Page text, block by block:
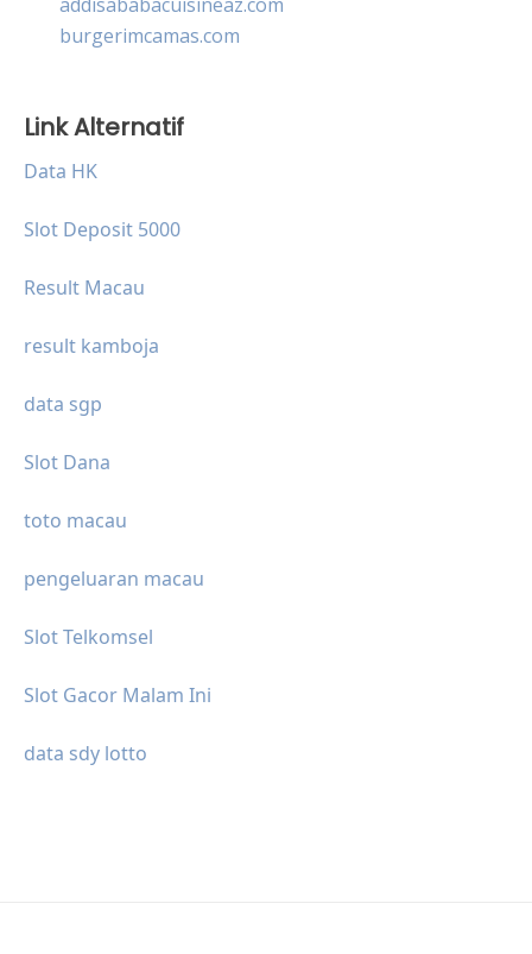
burgerimcamas.com
Link Alternatif
Data HK
Slot Deposit 5000
Result Macau
result kamboja
data sgp
Slot Dana
toto macau
pengeluaran macau
Slot Telkomsel
Slot Gacor Malam Ini
data sdy lotto